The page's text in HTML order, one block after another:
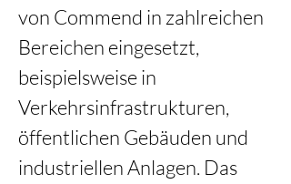
von Commend in zahlreichen
Bereichen eingesetzt,
beispielsweise in
Verkehrsinfrastrukturen,
öffentlichen Gebäuden und
industriellen Anlagen. Das